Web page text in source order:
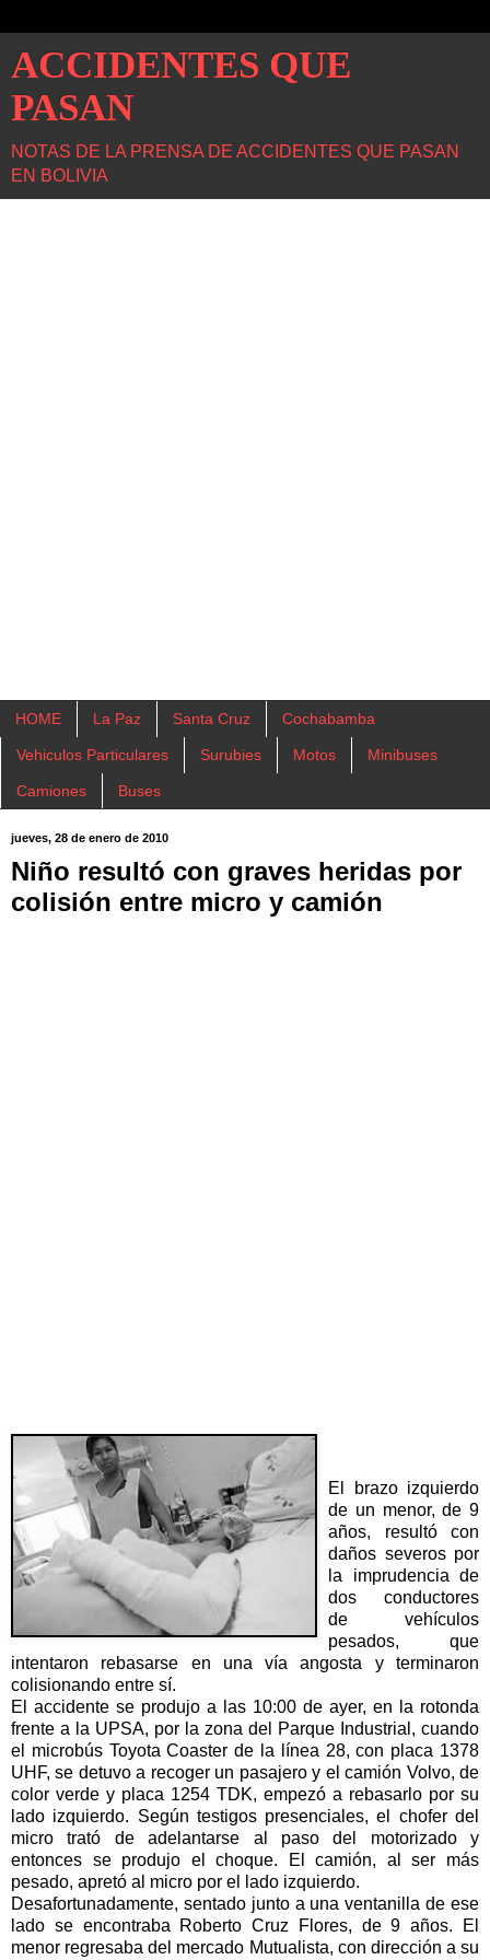
ACCIDENTES QUE
PASAN
NOTAS DE LA PRENSA DE ACCIDENTES QUE PASAN
EN BOLIVIA
HOME La Paz Santa Cruz Cochabamba
Vehiculos Particulares Surubies Motos Minibuses
Camiones Buses
jueves, 28 de enero de 2010
Niño resultó con graves heridas por
colisión entre micro y camión
El brazo izquierdo
de un menor, de 9
años, resultó con
daños severos por
la imprudencia de
dos conductores
de vehículos
pesados, que
intentaron rebasarse en una vía angosta y terminaron
colisionando entre sí.
El accidente se produjo a las 10:00 de ayer, en la rotonda
frente a la UPSA, por la zona del Parque Industrial, cuando
el microbús Toyota Coaster de la línea 28, con placa 1378
UHF, se detuvo a recoger un pasajero y el camión Volvo, de
color verde y placa 1254 TDK, empezó a rebasarlo por su
lado izquierdo. Según testigos presenciales, el chofer del
micro trató de adelantarse al paso del motorizado y
entonces se produjo el choque. El camión, al ser más
pesado, apretó al micro por el lado izquierdo.
Desafortunadamente, sentado junto a una ventanilla de ese
lado se encontraba Roberto Cruz Flores, de 9 años. El
menor regresaba del mercado Mutualista, con dirección a su